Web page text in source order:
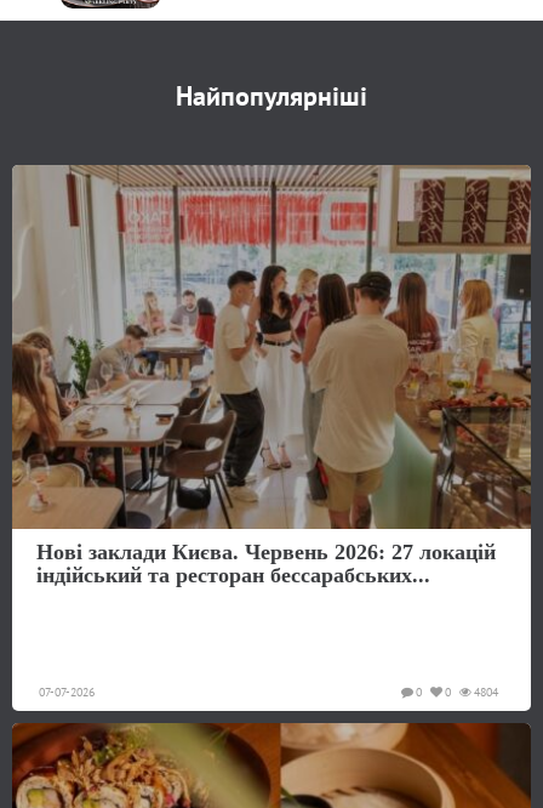
Найпопулярніші
Нові заклади Києва. Червень 2026: 27 локацій
індійський та ресторан бессарабських...
07-07-2026 4804
0
0